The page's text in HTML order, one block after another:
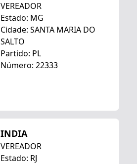
VEREADOR
Estado: MG
Cidade: SANTA MARIA DO
SALTO
Partido: PL
Número: 22333
INDIA
VEREADOR
Estado: RJ